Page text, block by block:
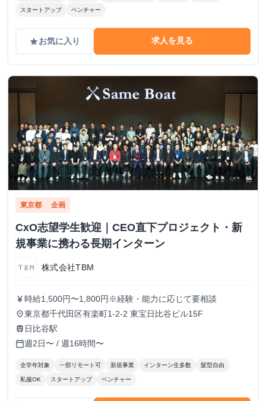
スタートアップ ベンチャー
gradeお気に入り 求人を見る
東京都 企画
CxO志望学生歓迎｜CEO直下プロジェクト・新
規事業に携わる長期インターン
株式会社TBM
currency_yen 時給1,500円〜1,800円※経験・能力に応じて要相談
place東京都千代田区有楽町1-2-2 東宝日比谷ビル15F
train 日比谷駅
calendar_today週2日〜 / 週16時間〜
全学年対象 一部リモート可 新規事業 インターン生多数 髪型自由
私服OK スタートアップ ベンチャー